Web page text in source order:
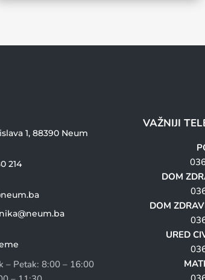
1, 88390 Neum
214
– Petak: 8:00 – 16:00
VAŽNIJI
DOM
DOM
URED